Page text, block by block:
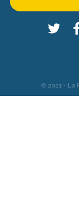
© 2021 - La